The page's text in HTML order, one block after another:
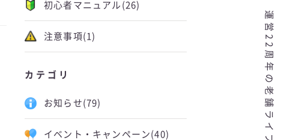
運営22周年の老舗ライブチャット
初心者マニュアル (26)
注意事項 (1)
カテゴリ
お知らせ (79)
イベント・キャンペーン (40)